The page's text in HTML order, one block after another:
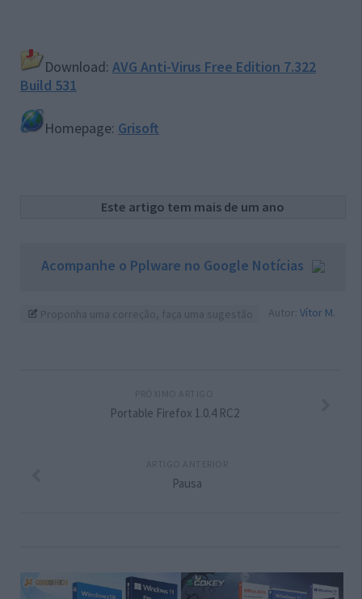
Download: AVG Anti-Virus Free Edition 7.322
Build 531
Homepage: Grisoft
Este artigo tem mais de um ano
Acompanhe o Pplware no Google Notícias
Autor:Vítor M.
Portable Firefox 1.0.4 RC2
Pausa